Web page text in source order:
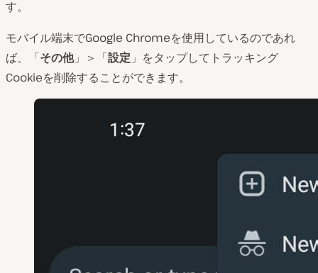
す。
モバイル端末でGoogle Chromeを使用しているのであれ
ば、「その他」＞「設定 」をタップしてトラッキング
Cookieを削除することができます。